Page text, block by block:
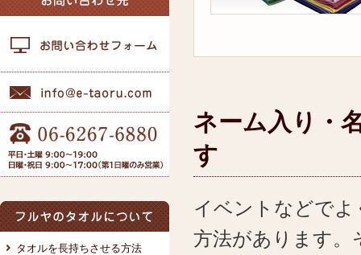
ネーム入り・
す
イベントなどで
方法があります。
タオルを長持ちさせる方法